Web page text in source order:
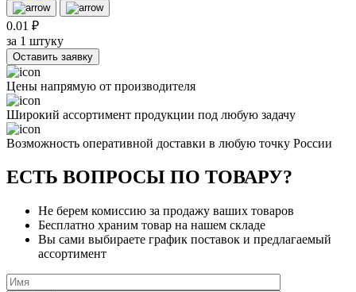
0.01 ₽
за 1 штуку
Оставить заявку
Цены напрямую от производителя
Широкий ассортимент продукции под любую задачу
Возможность оперативной доставки в любую точку России
ЕСТЬ ВОПРОСЫ ПО ТОВАРУ?
Не берем комиссию за продажу ваших товаров
Бесплатно храним товар на нашем складе
Вы сами выбираете график поставок и предлагаемый
ассортимент